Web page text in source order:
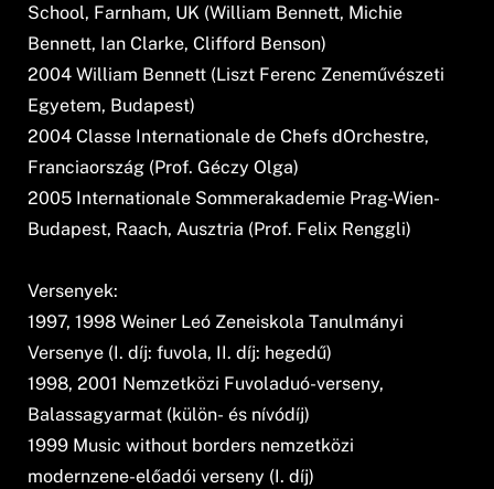
School, Farnham, UK (William Bennett, Michie
Bennett, Ian Clarke, Clifford Benson)
2004 William Bennett (Liszt Ferenc Zeneművészeti
Egyetem, Budapest)
2004 Classe Internationale de Chefs dOrchestre,
Franciaország (Prof. Géczy Olga)
2005 Internationale Sommerakademie Prag-Wien-
Budapest, Raach, Ausztria (Prof. Felix Renggli)
Versenyek:
1997, 1998 Weiner Leó Zeneiskola Tanulmányi
Versenye (I. díj: fuvola, II. díj: hegedű)
1998, 2001 Nemzetközi Fuvoladuó-verseny,
Balassagyarmat (külön- és nívódíj)
1999 Music without borders nemzetközi
modernzene-előadói verseny (I. díj)